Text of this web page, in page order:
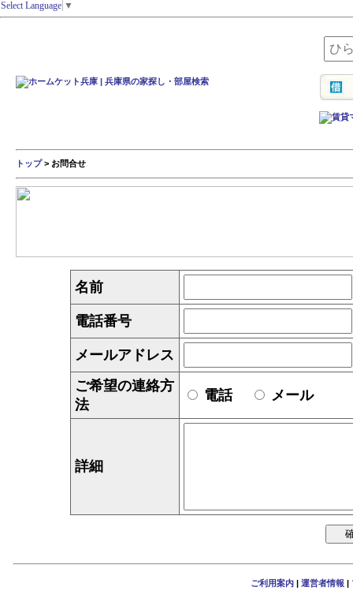
Select Language ▼
トップ> お問合せ
名前
電話番号
メールアドレス
ご希望の連絡方
法
電話 メール
詳細
ご利用案内 | 運営者情報 |